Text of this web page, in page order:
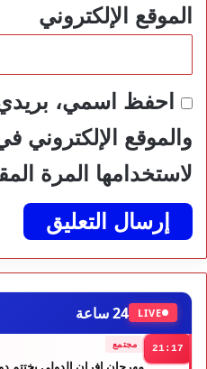
الموقع الإلكتروني
احفظ اسمي، بريدي
والموقع الإلكتروني
لاستخدامها المرة
LIVE 24 ساعة
21:17 مجتمع